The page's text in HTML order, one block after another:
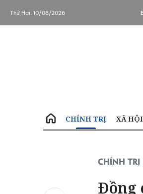
Thứ Hai, 10/08/2026
CHÍNH TRỊ XÃ HỘI
CHÍNH TRỊ
Đồng